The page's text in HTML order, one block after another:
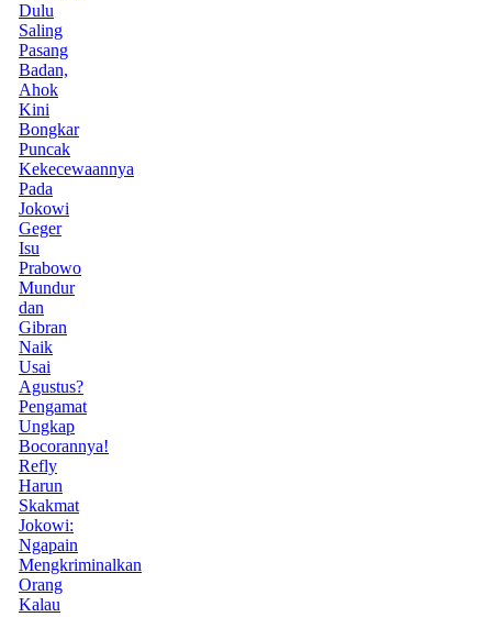
Dulu
Saling
Pasang
Badan,
Ahok
Kini
Bongkar
Puncak
Kekecewaannya
Pada
Jokowi
Geger
Isu
Prabowo
Mundur
dan
Gibran
Naik
Usai
Agustus?
Pengamat
Ungkap
Bocorannya!
Refly
Harun
Skakmat
Jokowi:
Ngapain
Mengkriminalkan
Orang
Kalau